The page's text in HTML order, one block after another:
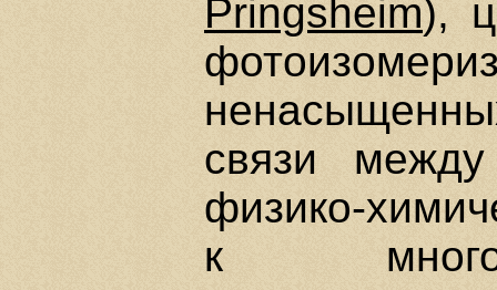
Pringsheim),
связи
физико-
к